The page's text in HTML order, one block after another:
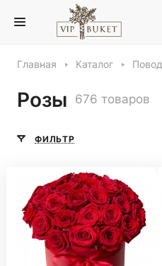
Главная Каталог Повод
Розы 676 товаров
ФИЛЬТР